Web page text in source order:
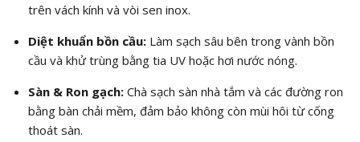
trên vách kính và vòi sen inox.
Diệt khuẩn bồn cầu:Làm sạch sâu bên trong vành bồn
cầu và khử trùng bằng tia UV hoặc hơi nước nóng.
Sàn & Ron gạch:Chà sạch sàn nhà tắm và các đường ron
bằng bàn chải mềm, đảm bảo không còn mùi hôi từ cống
thoát sàn.